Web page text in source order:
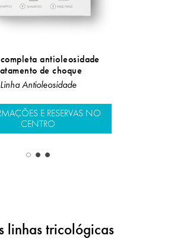
antioleosidade
de choque
Linha Antioleosidade
E RESERVAS NO
CENTRO
linhas tricológicas